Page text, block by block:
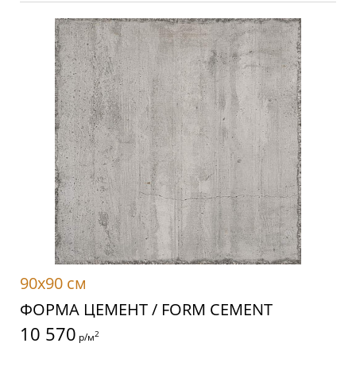
90x90 см
ФОРМА ЦЕМЕНТ / FORM CEMENT
10 570 р/м2